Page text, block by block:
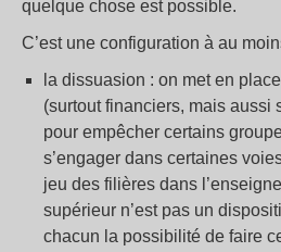
quelque chose est possible.
C’est une configuration à au
la dissuasion : on met en
(surtout financiers, mais aussi
pour empêcher certains
s’engager dans certaines
jeu des filières dans
supérieur n’est pas un
chacun la possibilité de faire